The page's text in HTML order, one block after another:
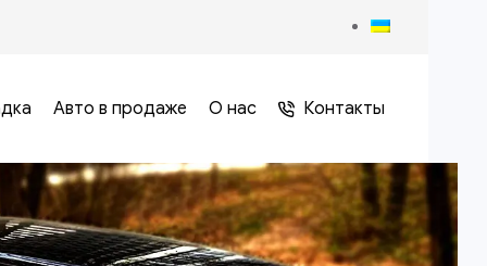
Авто в продаже О нас Контакты